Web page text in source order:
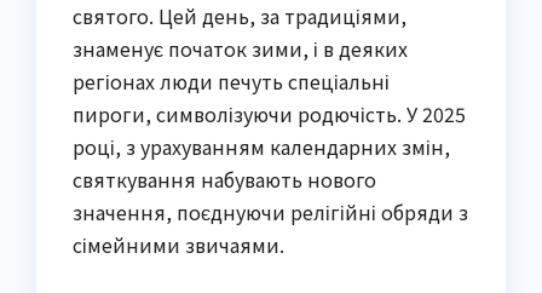
святого. Цей день, за традиціями,
знаменує початок зими, і в деяких
регіонах люди печуть спеціальні
пироги, символізуючи родючість. У 2025
році, з урахуванням календарних змін,
святкування набувають нового
значення, поєднуючи релігійні обряди з
сімейними звичаями.